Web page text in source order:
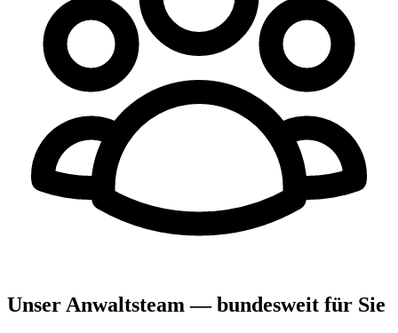
Unser Anwaltsteam — bundesweit für Sie